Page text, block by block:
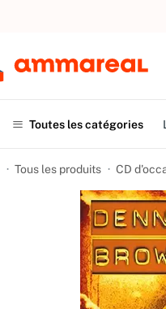
Toutes les catégories
Tous les produits CD